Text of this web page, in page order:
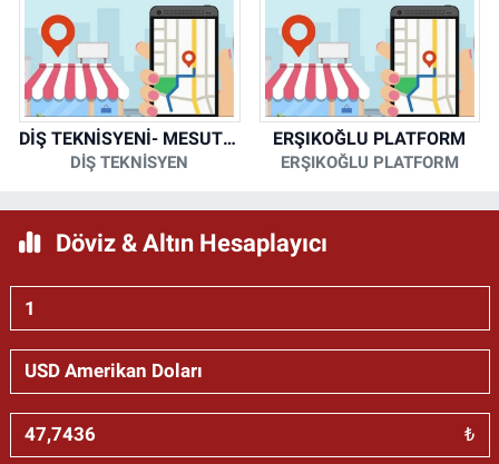
DİŞ TEKNİSYENİ- MESUT KORKMAZ
DİŞ TEKNİSYEN
ERŞIKOĞLU PLATFORM
ERŞIKOĞLU PLATFORM
Döviz & Altın Hesaplayıcı
₺